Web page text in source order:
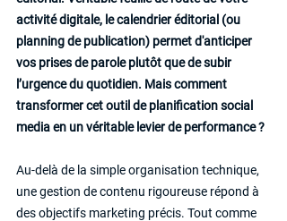
activité digitale, le calendrier éditorial (ou
planning de publication) permet d'anticiper
vos prises de parole plutôt que de subir
l’urgence du quotidien. Mais comment
transformer cet outil de planification social
media en un véritable levier de performance ?
Au-delà de la simple organisation technique,
une gestion de contenu rigoureuse répond à
des objectifs marketing précis. Tout comme